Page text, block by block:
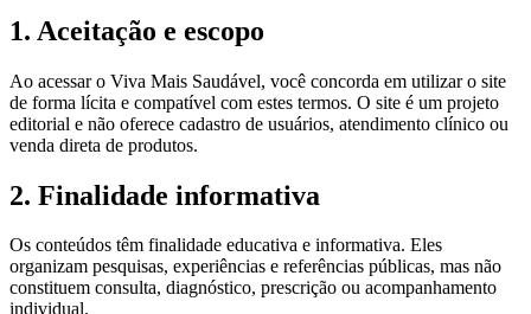
1. Aceitação e escopo
Ao acessar o Viva Mais Saudável, você concorda em utilizar o site
de forma lícita e compatível com estes termos. O site é um projeto
editorial e não oferece cadastro de usuários, atendimento clínico ou
venda direta de produtos.
2. Finalidade informativa
Os conteúdos têm finalidade educativa e informativa. Eles
organizam pesquisas, experiências e referências públicas, mas não
constituem consulta, diagnóstico, prescrição ou acompanhamento
individual.